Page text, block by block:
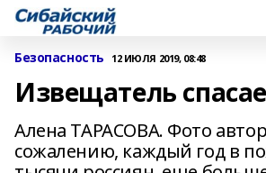
Безопасность 12 ИЮЛЯ 2019, 08:48
Извещатель
Алена ТАРАСОВА. Фото
сожалению, каждый год в